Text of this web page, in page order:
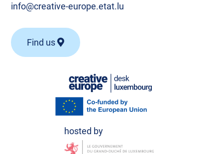
info@creative-europe.etat.lu
Find us